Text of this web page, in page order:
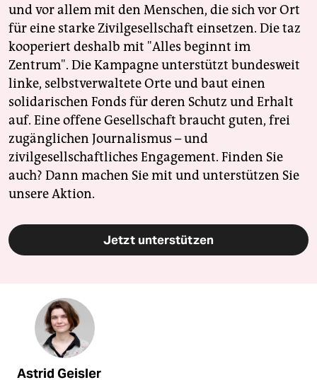
und vor allem mit den Menschen, die sich vor Ort
für eine starke Zivilgesellschaft einsetzen. Die taz
kooperiert deshalb mit "Alles beginnt im
Zentrum". Die Kampagne unterstützt bundesweit
linke, selbstverwaltete Orte und baut einen
solidarischen Fonds für deren Schutz und Erhalt
auf. Eine offene Gesellschaft braucht guten, frei
zugänglichen Journalismus – und
zivilgesellschaftliches Engagement. Finden Sie
auch? Dann machen Sie mit und unterstützen Sie
unsere Aktion.
Jetzt unterstützen
Astrid Geisler